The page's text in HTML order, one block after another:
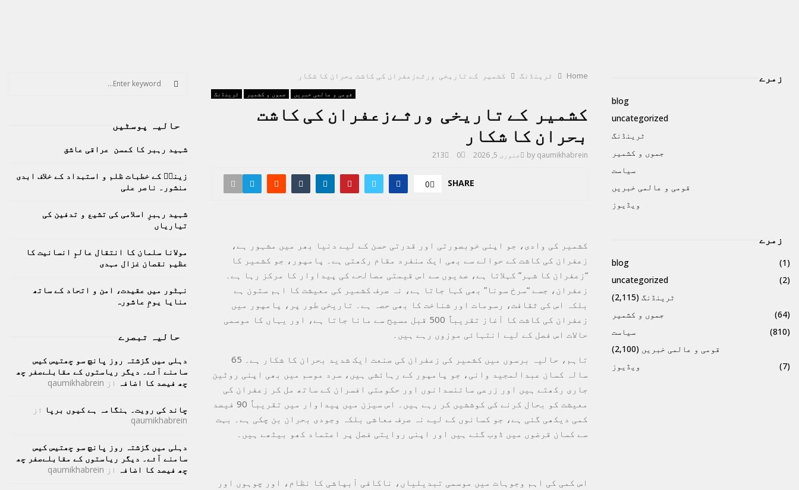
Home ٹرینڈنگ کشمیر کے تاریخی ورثےزعفران کی کاشت بحران کا شکار
ٹرینڈنگ جموں و کشمیر قومی و عالمی خبریں
کشمیر کے تاریخی ورثےزعفران کی کاشت
بحران کا شکار
by qaumikhabrein جنوری 5, 2026 0
213
SHARE
0
کشمیر کی وادی، جو اپنی خوبصورتی اور قدرتی حسن کے لیے دنیا بھر میں مشہور ہے،
زعفران کی کاشت کے حوالے سے بھی ایک منفرد مقام رکھتی ہے۔ پامپور، جو کشمیر کا
“زعفران کا شہر” کہلاتا ہے، صدیوں سے اس قیمتی مصالحے کی پیداوار کا مرکز رہا ہے۔
زعفران، جسے “سرخ سونا” بھی کہا جاتا ہے، نہ صرف کشمیر کی معیشت کا اہم ستون ہے
بلکہ اس کی ثقافت، رسومات اور شناخت کا بھی حصہ ہے۔ تاریخی طور پر، پامپور میں
زعفران کی کاشت کا آغاز تقریباً 500 قبل مسیح سے مانا جاتا ہے، اور یہاں کا موسمی
حالات اس فصل کے لیے انتہائی موزوں رہے ہیں۔
تاہم، حالیہ برسوں میں کشمیر کی زعفران کی صنعت ایک شدید بحران کا شکار ہے۔ 65
سالہ کسان عبدالمجید وانی، جو پامپور کے رہائشی ہیں، سرد موسم میں بھی اپنی روٹین
جاری رکھتے ہیں اور زرعی سائنسدانوں اور حکومتی افسران کے ساتھ مل کر زعفران کی
معیشت کو بحال کرنے کی کوششیں کر رہے ہیں۔ اس سیزن میں پیداوار میں تقریباً 90 فیصد
کمی دیکھی گئی ہے، جو کسانوں کے لیے نہ صرف معاشی بلکہ وجودی بحران بن چکی ہے۔ بہت
سے کسان قرضوں میں ڈوب گئے ہیں اور اپنی روایتی فصل پر اعتماد کھو بیٹھے ہیں۔
اس کمی کی اہم وجوہات میں موسمی تبدیلیاں، ناکافی آبپاشی کا نظام، اور چوہوں اور
زمرے
blog
uncategorized
ٹرینڈنگ
جموں و کشمیر
سیاست
قومی و عالمی خبریں
ویڈیوز
زمرے
blog
(1)
uncategorized
(2)
ٹرینڈنگ (2,115)
جموں و کشمیر
(64)
سیاست
(810)
قومی و عالمی خبریں (2,100)
ویڈیوز
(7)
f
r
:
E
A
R
H
حالیہ پوسٹیں
شہید رہبر کا کمسن عراقی عاشق
زینبؑ کے خطبات ظلم و استبداد کے خلاف ابدی
منشور۔ ناصر علی
شہید رہبرِ اسلامی کی تشیع و تدفین کی
تیاریاں
مولانا سلمان کا انتقال عالمِ انسانیت کا
عظیم نقصان غزال مہدی
نہٹور میں عقیدت، امن و اتحاد کے ساتھ
منایا یومِ عاشورہ
حالیہ تبصرے
دہلی میں گزشتہ روز پانچ سو چھتیس کیس
سامنے آئے۔ دیگر ریاستوں کے مقابلےصفر چھ
چھ فیصد کا اضافہ از qaumikhabrein
چاند کی رویت۔ ہنگامہ ہے کیوں برپا از
qaumikhabrein
دہلی میں گزشتہ روز پانچ سو چھتیس کیس
سامنے آئے۔ دیگر ریاستوں کے مقابلےصفر چھ
چھ فیصد کا اضافہ از qaumikhabrein